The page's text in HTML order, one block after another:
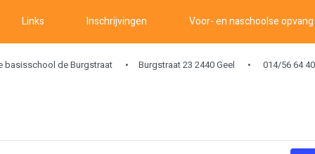
Links Inschrijvingen Voor- en naschoolse opvang
basisschool de Burgstraat Burgstraat 23 2440 Geel 014/56 64 40